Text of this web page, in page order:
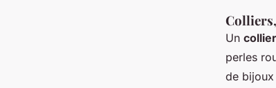
Un
perles
de